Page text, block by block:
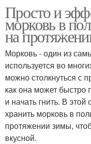
Просто и
морковь в
на
Морковь - один из
используется во
можно столкнуться с
как она может быстро
и начать гнить. В
хранить морковь в
протяжении зимы,
вкусной.